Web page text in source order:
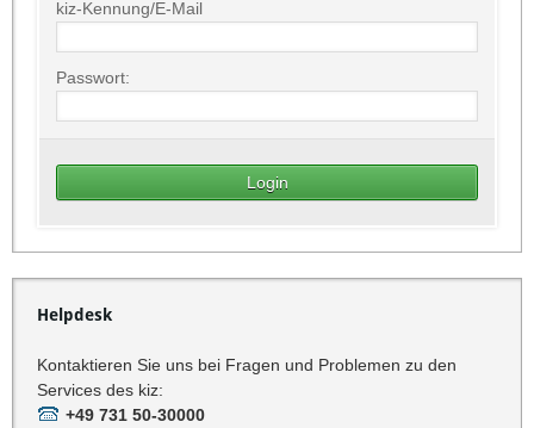
kiz-Kennung/E-Mail
Passwort:
Helpdesk
Kontaktieren Sie uns bei Fragen und Problemen zu den
Services des kiz:
+49 731 50-30000